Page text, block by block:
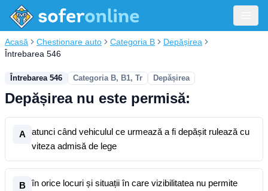
Acasă Chestionare auto Categoria B
Depășirea
Întrebarea 546
Întrebarea 546 Categoria B, B1, Tr Depășirea
Depășirea nu este permisă:
A
atunci când vehiculul ce urmează a fi depășit rulează cu
viteza admisă de lege
B
în orice locuri și situații în care vizibilitatea nu permite